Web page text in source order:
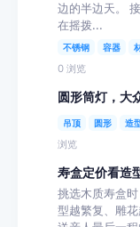
边的半边天。
在摇拨...
不锈钢 容器
0 浏览
圆形筒灯，大
吊顶 圆形 造
浏览
寿盒定价看造
挑选木质寿盒
型越繁复、雕